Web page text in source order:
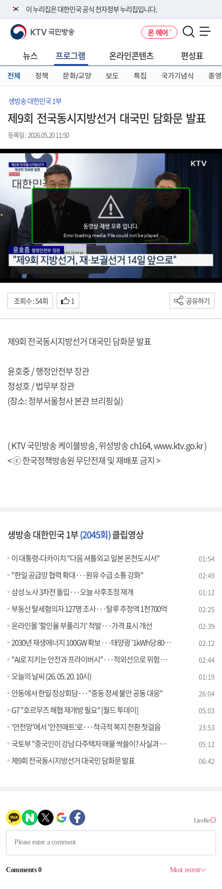
이 누리집은 대한민국 공식 전자정부 누리집입니다.
공식 누리집 주소 확인하기
니다.
이밖에 or.kr 또는 .kr등 다른 도메인 주소를 사용하고 있다면 아래 URL에
서 도메인 주소를 확인해 보세요
KTV 국민방송 온 에어
뉴스 프로그램 온라인콘텐츠 편성표
전체 정책 문화/교양 보도 특집 국가기념식 종영
생방송 대한민국 1부
제9회 전국동시지방선거 대국민 담화문 발표
등록일 : 2026.05.20 11:50
조회수 : 54회 1 공유하기
제9회 전국동시지방선거 대국민 담화문 발표
윤호중 / 행정안전부 장관
정성호 / 법무부 장관
(장소: 정부서울청사 본관 브리핑실)
( KTV 국민방송 케이블방송, 위성방송 ch164,www.ktv.go.kr)
< ⓒ 한국정책방송원 무단전재 및 재배포 금지 >
생방송 대한민국 1부(2045회)클립영상
이 대통령-다카이치 "다음 셔틀외교 일본 온천도시서" 01:54
"한일 공급망 협력 확대···원유 수급 소통 강화" 02:49
삼성 노사 3차전 돌입···오늘 사후조정 재개 01:12
부동산 탈세혐의자 127명 조사···탈루 추정액 1천700억 02:25
온라인몰 '할인율 부풀리기' 적발···가격 표시 개선 02:39
2030년 재생에너지 100GW 확보···태양광 '1kWh당 80원' 목표 02:12
"AI로 지키는 안전과 프라이버시"···적외선으로 위험 감지 02:44
오늘의 날씨 (26. 05. 20. 10시) 01:19
안동에서 한일 정상회담···"중동 정세 불안 공동 대응" 26:04
G7 "호르무즈 해협 재개방 필요" [월드 투데이] 05:03
'안전망'에서 '안전매트'로···적극적 복지 전환 첫걸음 23:53
국토부 "중국인이 강남 다주택자 매물 싹쓸이? 사실과 달라" [정책 바로보기] 05:12
제9회 전국동시지방선거 대국민 담화문 발표 06:42